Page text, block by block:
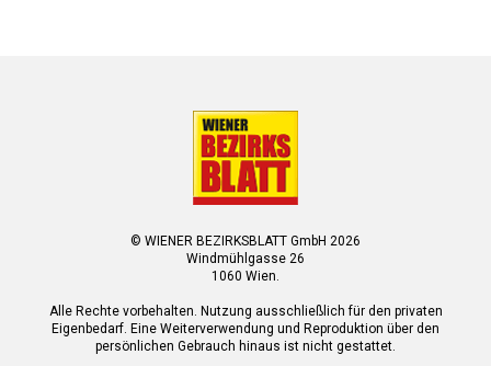
© WIENER BEZIRKSBLATT GmbH 2026
Windmühlgasse 26
1060 Wien.
Alle Rechte vorbehalten. Nutzung ausschließlich für den privaten
Eigenbedarf. Eine Weiterverwendung und Reproduktion über den
persönlichen Gebrauch hinaus ist nicht gestattet.